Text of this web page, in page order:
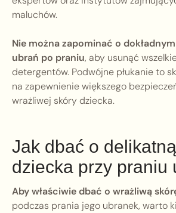
maluchów.
Nie można zapominać o
ubrań po praniu, aby usunąć
detergentów. Podwójne płukanie to
na zapewnienie większego
wrażliwej skóry dziecka.
Jak dbać o
dziecka przy praniu
Aby właściwie dbać o wrażliwą
podczas prania jego ubranek, warto